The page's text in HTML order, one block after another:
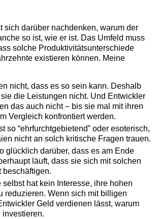
sich darüber nachdenken, warum der
so ist, wie er ist. Das Umfeld muss
solche Produktivitätsunterschiede
existieren können. Meine
nicht, dass es so sein kann. Deshalb
die Leistungen nicht. Und Entwickler
das auch nicht – bis sie mal mit ihren
Vergleich konfrontiert werden.
so “ehrfurchtgebietend” oder esoterisch,
nicht an solch kritische Fragen trauen.
glücklich darüber, dass es am Ende
läuft, dass sie sich mit solchen
beschäftigen.
selbst hat kein Interesse, ihre hohen
reduzieren. Wenn sich mit billigen
Geld verdienen lässt, warum
investieren.